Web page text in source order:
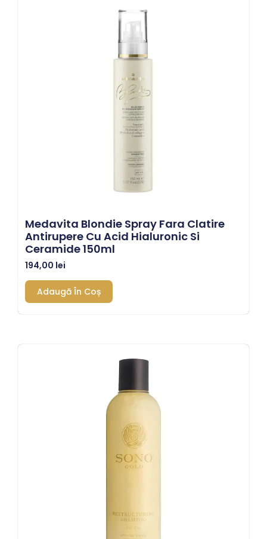
Medavita Blondie Spray Fara Clatire
Antirupere Cu Acid Hialuronic Si
Ceramide 150ml
194,00 lei
Adaugă În Coș